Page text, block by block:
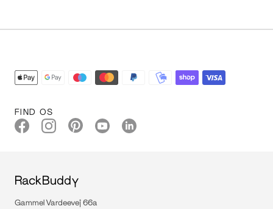
FIND OS
RackBuddy
Gammel Vardeevej 66a